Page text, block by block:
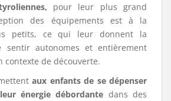
pour leur plus grand
des équipements est à la
petits, ce qui leur donnent la
sentir autonomes et entièrement
contexte de découverte.
aux enfants de se dépenser
énergie débordante dans des